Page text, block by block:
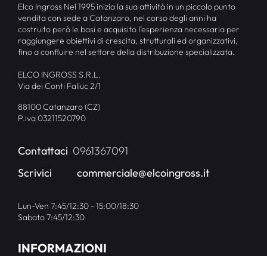
Elco Ingross Nel 1995 inizia la sua attività in un piccolo punto
vendita con sede a Catanzaro, nel corso degli anni ha
costruito però le basi e acquisito l’esperienza necessaria per
raggiungere obiettivi di crescita, strutturali ed organizzativi,
fino a confluire nel settore della distribuzione specializzata.
ELCO INGROSS S.R.L.
Via dei Conti Falluc 2/1
88100 Catanzaro (CZ)
P.iva 03211520790
Contattaci 0961367091
Scrivici
commerciale@elcoingross.it
Lun-Ven 7:45/12:30 - 15:00/18:30
Sabato 7:45/12:30
INFORMAZIONI